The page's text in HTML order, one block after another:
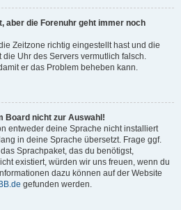
aber die Forenuhr geht immer noch
Zeitzone richtig eingestellt hast und die
Uhr des Servers vermutlich falsch.
er das Problem beheben kann.
Board nicht zur Auswahl!
entweder deine Sprache nicht installiert
in deine Sprache übersetzt. Frage ggf.
Sprachpaket, das du benötigst,
existiert, würden wir uns freuen, wenn du
dazu können auf der Website
gefunden werden.